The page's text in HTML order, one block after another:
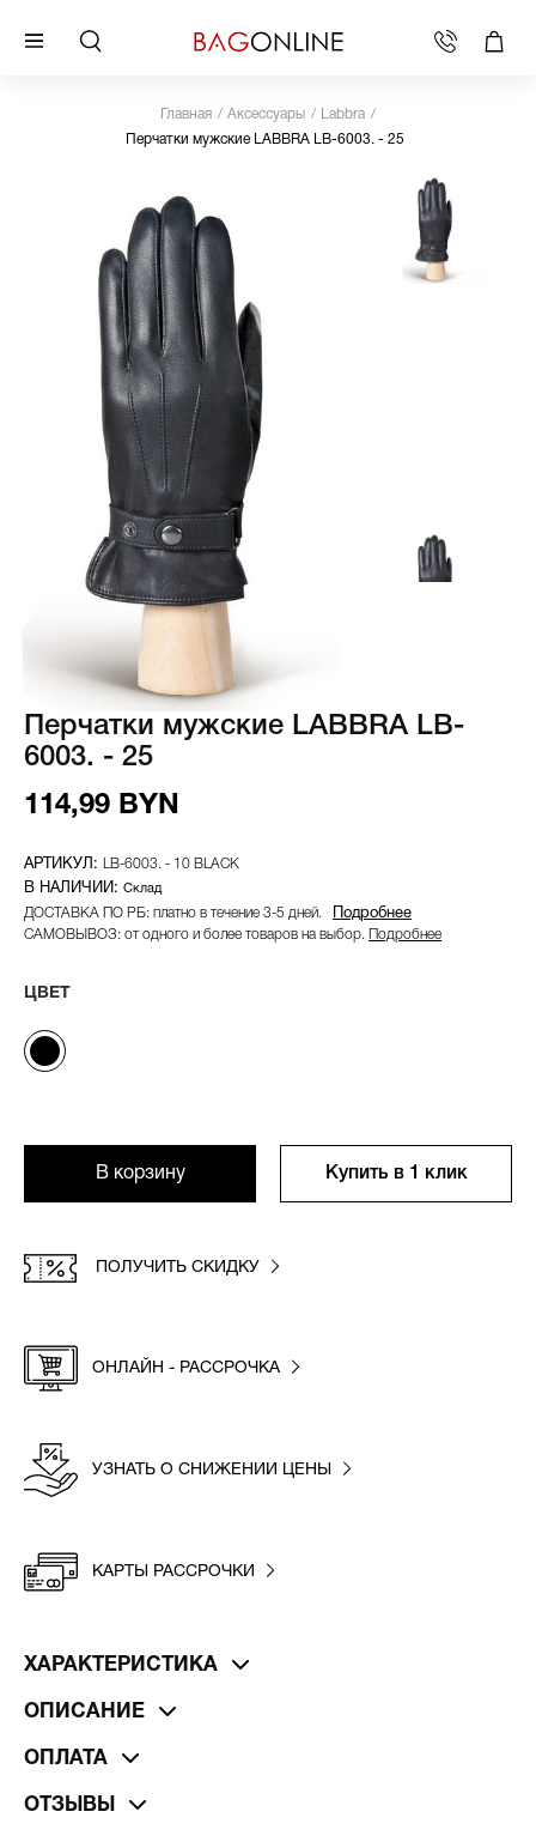
Главная Аксессуары
Labbra
Перчатки мужские LABBRA LB-6003. - 25
Перчатки мужские LABBRA LB-
6003. - 25
114,99 BYN
LB-6003. - 10 BLACK
Склад
ДОСТАВКА ПО РБ: платно в течение 3-5 дней. Подробнее
САМОВЫВОЗ: от одного и более товаров на выбор. Подробнее
ЦВЕТ
В корзину Купить в 1 клик
ПОЛУЧИТЬ СКИДКУ
ОНЛАЙН - РАССРОЧКА
УЗНАТЬ О СНИЖЕНИИ ЦЕНЫ
КАРТЫ РАССРОЧКИ
ХАРАКТЕРИСТИКА
ОПИСАНИЕ
ОПЛАТА
ОТЗЫВЫ